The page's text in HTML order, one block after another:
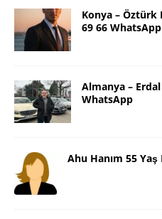
Konya – Öztürk
69 66 WhatsApp
Almanya – Erdal
WhatsApp
Ahu Hanım 55